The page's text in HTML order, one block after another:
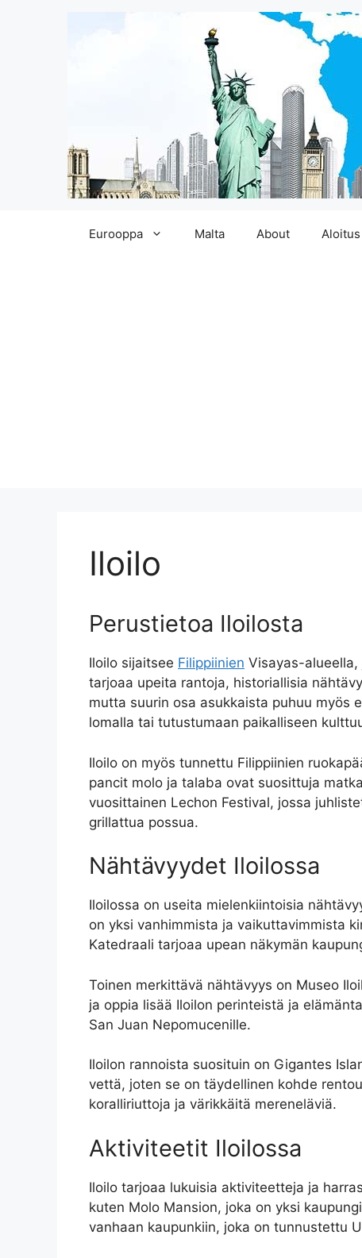
Eurooppa Malta About Aloitus
Iloilo
Perustietoa Iloilosta
Iloilo sijaitsee Filippiinien Visayas-alueella,
tarjoaa upeita rantoja, historiallisia
mutta suurin osa asukkaista puhuu myös
lomalla tai tutustumaan paikalliseen
Iloilo on myös tunnettu Filippiinien
pancit molo ja talaba ovat suosittuja
vuosittainen Lechon Festival, jossa
grillattua possua.
Nähtävyydet Iloilossa
Iloilossa on useita mielenkiintoisia
on yksi vanhimmista ja vaikuttavimmista
Katedraali tarjoaa upean näkymän
Toinen merkittävä nähtävyys on Museo
ja oppia lisää Iloilon perinteistä ja
San Juan Nepomucenille.
Iloilon rannoista suosituin on Gigantes
vettä, joten se on täydellinen kohde
koralliriuttoja ja värikkäitä mereneläviä.
Aktiviteetit Iloilossa
Iloilo tarjoaa lukuisia aktiviteetteja ja
kuten Molo Mansion, joka on yksi
vanhaan kaupunkiin, joka on tunnustettu